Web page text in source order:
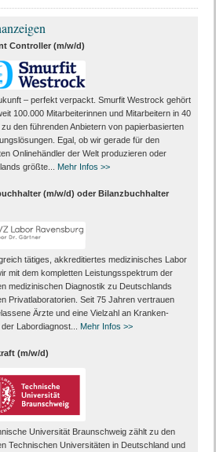
Controller (m/w/d)
– perfekt verpackt. Smurfit Westrock gehört
100.000 Mitarbeiter­innen und Mitarbeitern in 40
zu den führenden Anbietern von papier­basierten
Egal, ob wir gerade für den
Onlinehändler der Welt produzieren oder
größte...
Mehr Infos >>
(m/w/d) oder Bilanzbuchhalter
tätiges, akkreditiertes medizinisches Labor
mit dem kompletten Leistungs­spektrum der
medizinischen Diagnostik zu Deutschlands
Privat­laboratorien. Seit 75 Jahren vertrauen
Ärzte und eine Vielzahl an Kranken­
Labor­diagnost...
Mehr Infos >>
(m/w/d)
Universität Braunschweig zählt zu den
Technischen Universitäten in Deutschland und